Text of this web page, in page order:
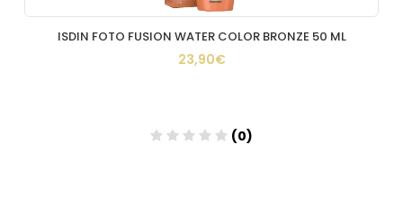
ISDIN FOTO FUSION WATER COLOR BRONZE 50 ML
23,90€
(0)